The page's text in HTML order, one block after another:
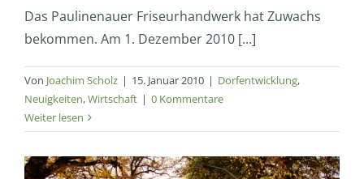
Das Paulinenauer Friseurhandwerk hat Zuwachs
bekommen. Am 1. Dezember 2010 [...]
Von Joachim Scholz | 15. Januar 2010 | Dorfentwicklung,
Neuigkeiten,Wirtschaft | 0 Kommentare
Weiter lesen